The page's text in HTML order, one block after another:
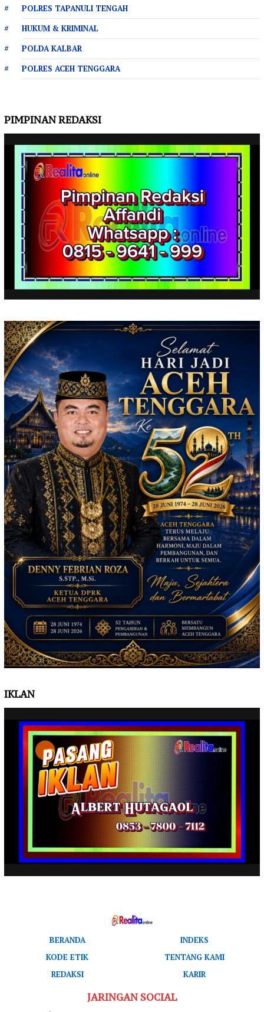
POLRES TAPANULI TENGAH
HUKUM & KRIMINAL
POLDA KALBAR
POLRES ACEH TENGGARA
PIMPINAN REDAKSI
IKLAN
BERANDA
INDEKS
KODE ETIK
TENTANG KAMI
REDAKSI
KARIR
JARINGAN SOCIAL